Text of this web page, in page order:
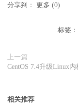
分享到： 更多 (0)
标签：
上一篇
CentOS 7.4升级Linux内
相关推荐